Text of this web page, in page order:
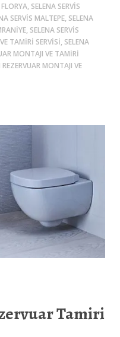
SELENA SERVIS
SERVIS MALTEPE, SELENA
SELENA SERVIS
TAMIRI SERVISI, SELENA
MONTAJI VE TAMIRI
MONTAJI VE
Tamiri